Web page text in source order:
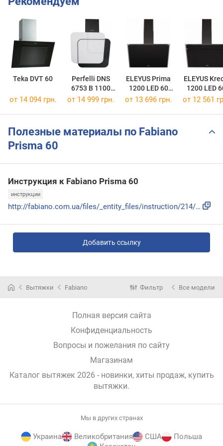
Teka DVT 60
Perfelli DNS
6753 B 1100
WH/BL LED
ELEYUS Prima
1200 LED 60
IS+BL
ELEYUS
1200 LED
IS+BL
от 14 094 грн. от 14 999 грн. от 13 696 грн. от 12 561
Полезные материалы по Fabiano
Prisma 60
Инструкция к Fabiano Prisma 60
инструкции
http://fabiano.com.ua/files/_entity_files/instruction/214/f...
Добавить ссылку
Вытяжки Fabiano Фильтр Все модели
Полная версия сайта
Конфиденциальность
Вопросы и пожелания по сайту
Магазинам
Каталог вытяжек 2026 - новинки, хиты продаж, купить
вытяжки.
Мы в других странах
Украина Великобритания США
Польша